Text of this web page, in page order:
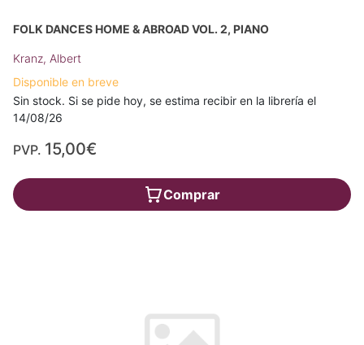
FOLK DANCES HOME & ABROAD VOL. 2, PIANO
Kranz, Albert
Disponible en breve
Sin stock. Si se pide hoy, se estima recibir en la librería el
14/08/26
PVP. 15,00€
Comprar